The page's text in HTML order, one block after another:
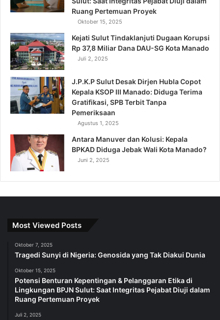
Ruang Pertemuan Proyek
Oktober 15, 2025
Kejati Sulut Tindaklanjuti Dugaan Korupsi
Rp 37,8 Miliar Dana DAU-SG Kota Manado
Juli 2, 2025
J.P.K.P Sulut Desak Dirjen Hubla Copot
Kepala KSOP III Manado: Diduga Terima
Gratifikasi, SPB Terbit Tanpa
Pemeriksaan
Agustus 1, 2025
Antara Manuver dan Kolusi: Kepala
BPKAD Diduga Jebak Wali Kota Manado?
Juni 2, 2025
Most Viewed Posts
Oktober 7, 2025
Tragedi Sunyi di Nigeria: Genosida yang Tak Diakui Dunia
Oktober 15, 2025
Potensi Benturan Kepentingan & Pelanggaran Etika di
Lingkungan BPJN Sulut: Saat Integritas Pejabat Diuji dalam
Ruang Pertemuan Proyek
Juli 2, 2025